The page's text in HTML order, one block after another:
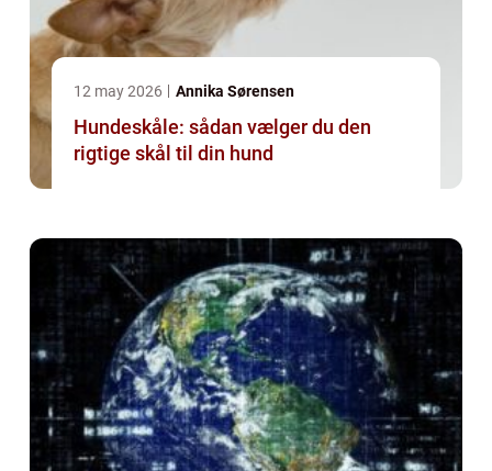
12 may 2026 Annika Sørensen
Hundeskåle: sådan vælger du den
rigtige skål til din hund